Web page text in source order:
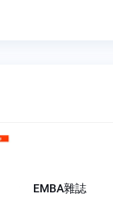
EMBA雜誌